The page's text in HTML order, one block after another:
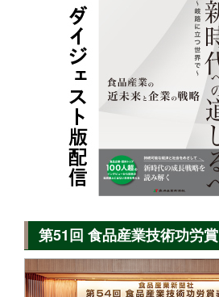
第51回 食品産業技術功労賞